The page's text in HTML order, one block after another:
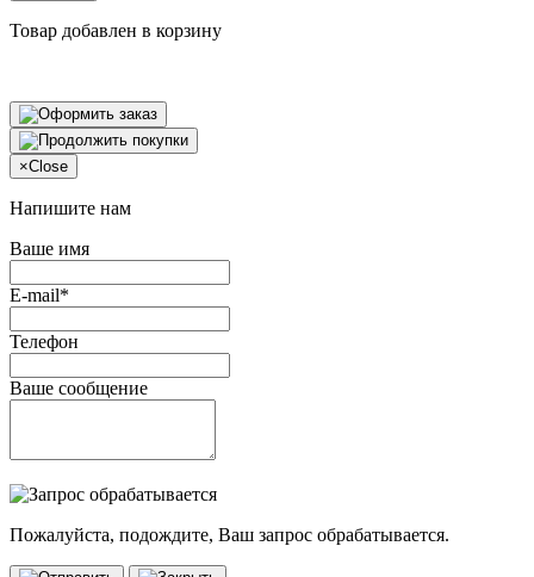
Товар добавлен в корзину
×Close
Напишите нам
Ваше имя
E-mail*
Телефон
Ваше сообщение
Пожалуйста, подождите, Ваш запрос обрабатывается.